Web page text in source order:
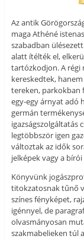
Az antik
maga Athéné
szabadban
alatt ítélték el,
tartózkodjon. A régi
kereskedtek,
tereken, parkokban
egy-egy árnyat adó
germán
igazságszolgáltatás
legtöbbször igen
változtak az idők
jelképek vagy a
Könyvünk
titokzatosnak tűnő
színes fényképet,
igénnyel, de
olvasmányosan
szakmabelieken túl